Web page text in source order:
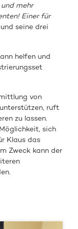
mehr
Einer für
seine drei
helfen und
von
ruft
zu lassen.
sich
Klaus das
Zweck kann der